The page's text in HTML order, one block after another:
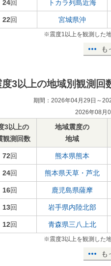
24回 トカラ列島近海
22回 宮城県沖
※震度1以上を観測した
も
度3以上の地域別観測回
期間：2026年04月29日～
2026年08月
3以上の
観測回数
地域震度の
地域
72回 熊本県熊本
24回 熊本県天草・芦北
16回 鹿児島県薩摩
13回 岩手県内陸北部
12回 青森県三八上北
※震度3以上を観測した
も